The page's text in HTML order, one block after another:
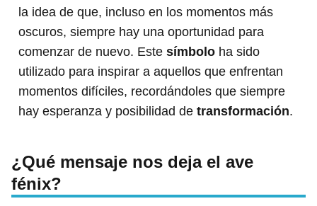
la idea de que, incluso en los momentos más
oscuros, siempre hay una oportunidad para
comenzar de nuevo. Este símbolo ha sido
utilizado para inspirar a aquellos que enfrentan
momentos difíciles, recordándoles que siempre
hay esperanza y posibilidad de transformación.
¿Qué mensaje nos deja el ave
fénix?